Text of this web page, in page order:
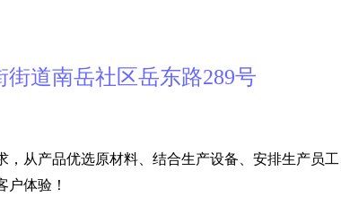
道南岳社区岳东路289号
从产品优选原材料、结合生产设备、安排生产员
户体验！